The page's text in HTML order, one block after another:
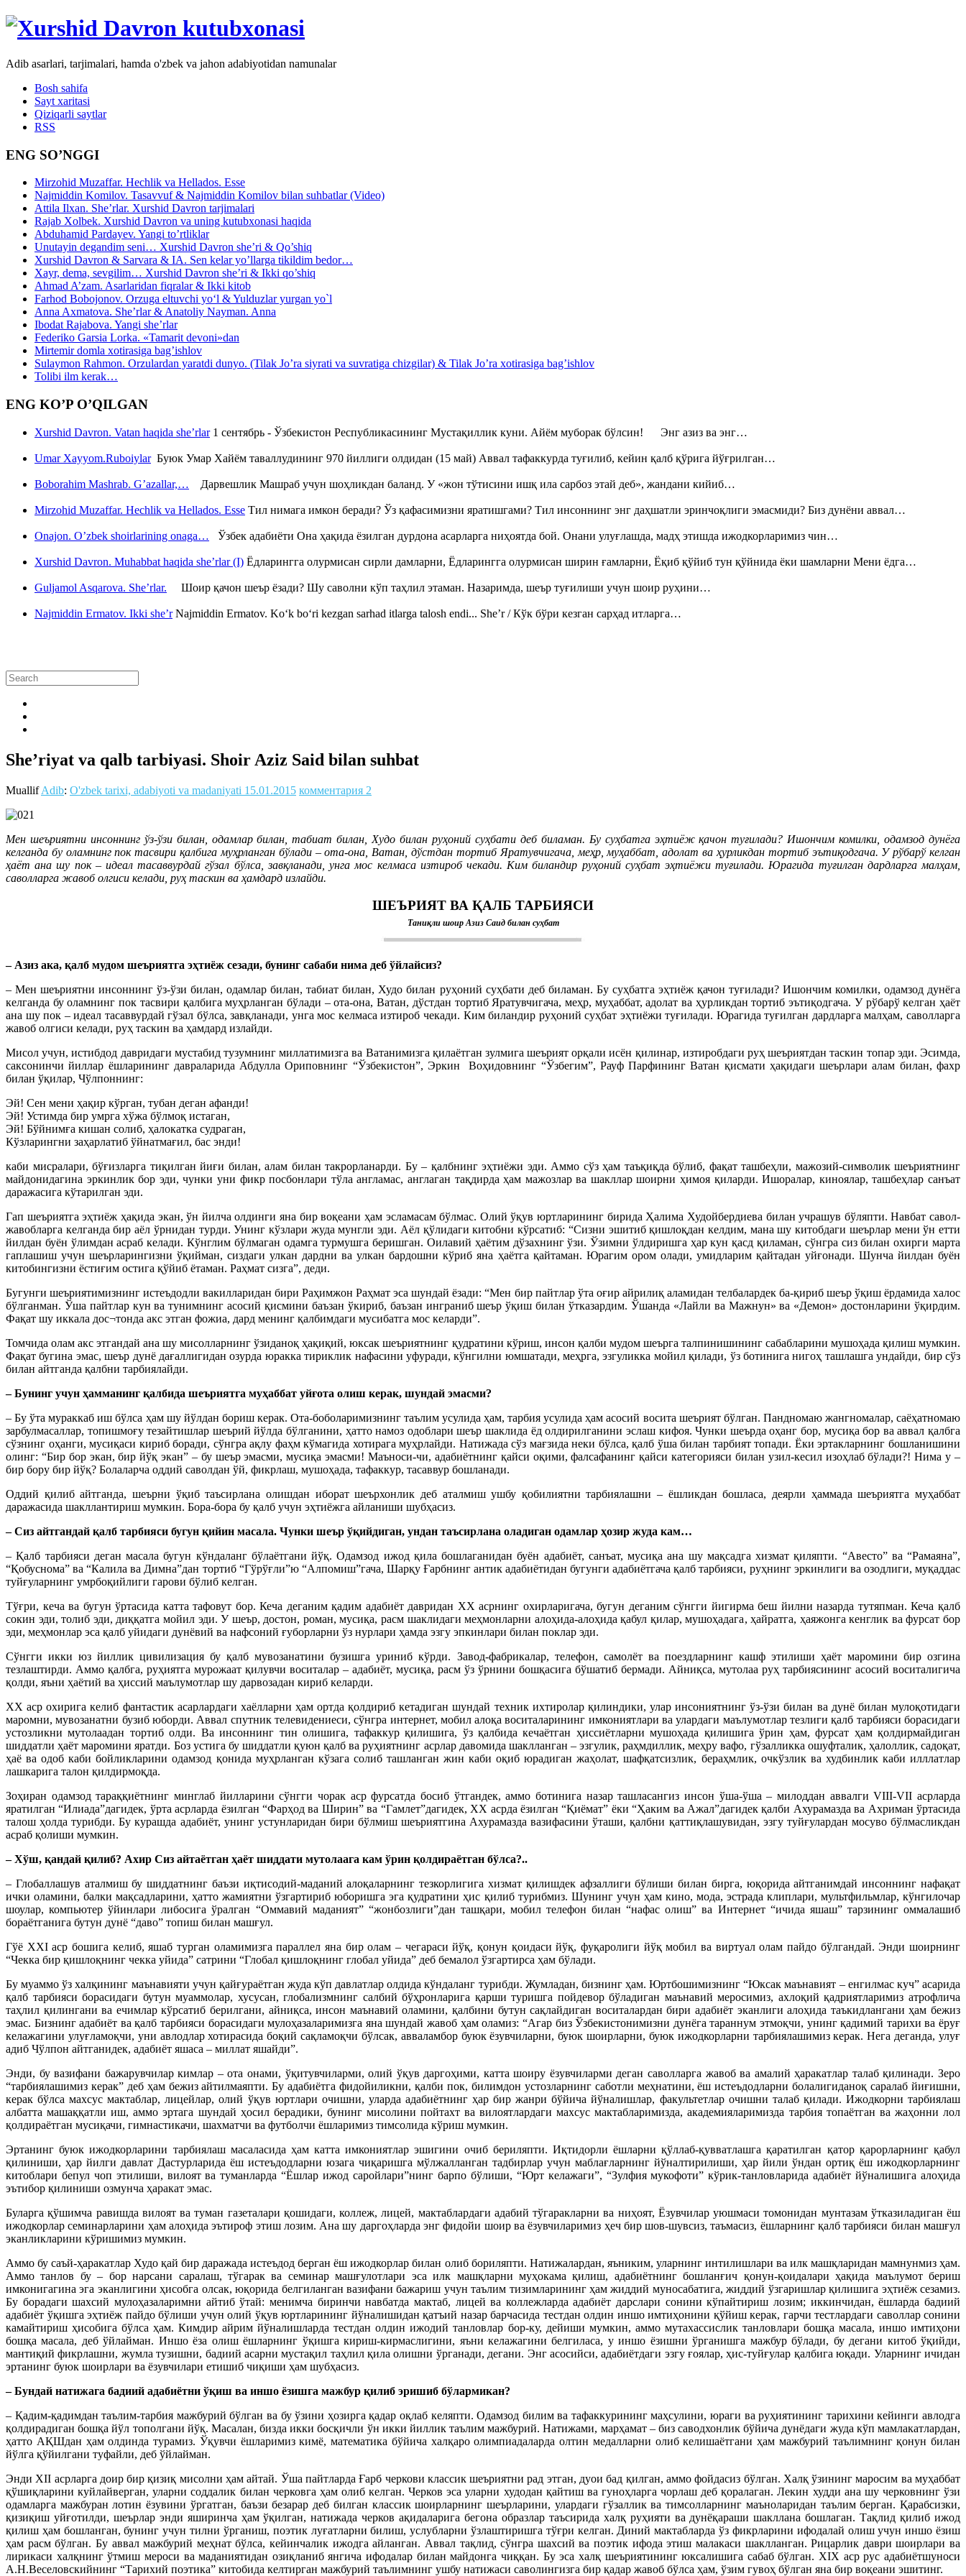
Adib asarlari, tarjimalari, hamda o'zbek va jahon adabiyotidan namunalar
Bosh sahifa
Sayt xaritasi
Qiziqarli saytlar
RSS
ENG SO’NGGI
Mirzohid Muzaffar. Hechlik va Hellados. Esse
Najmiddin Komilov. Tasavvuf & Najmiddin Komilov bilan suhbatlar (Video)
Attila Ilxan. She’rlar. Xurshid Davron tarjimalari
Rajab Xolbek. Xurshid Davron va uning kutubxonasi haqida
Abduhamid Pardayev. Yangi to’rtliklar
Unutayin degandim seni… Xurshid Davron she’ri & Qo’shiq
Xurshid Davron & Sarvara & IA. Sen kelar yo’llarga tikildim bedor…
Xayr, dema, sevgilim… Xurshid Davron she’ri & Ikki qo’shiq
Ahmad A’zam. Asarlaridan fiqralar & Ikki kitob
Farhod Bobojonov. Orzuga eltuvchi yo‘l & Yulduzlar yurgan yo`l
Anna Axmatova. She’rlar & Anatoliy Nayman. Anna
Ibodat Rajabova. Yangi she’rlar
Federiko Garsia Lorka. «Tamarit devoni»dan
Mirtemir domla xotirasiga bag’ishlov
Sulaymon Rahmon. Orzulardan yaratdi dunyo. (Tilak Jo’ra siyrati va suvratiga chizgilar) & Tilak Jo’ra xotirasiga bag’ishlov
Tolibi ilm kerak…
ENG KO’P O’QILGAN
Xurshid Davron. Vatan haqida she’rlar1 сентябрь - Ўзбекистон Республикасининг Мустақиллик куни. Айём муборак бўлсин! Энг азиз ва энг…
Umar Xayyom.RuboiylarБуюк Умар Хайём таваллудининг 970 йиллиги олдидан (15 май) Аввал тафаккурда туғилиб, кейин қалб қўрига йўғрилган…
Boborahim Mashrab. G’azallar,… Дарвешлик Машраб учун шоҳликдан баланд. У «жон тўтисини ишқ ила сарбоз этай деб», жандани кийиб…
Mirzohid Muzaffar. Hechlik va Hellados. Esse Тил нимага имкон беради? Ўз қафасимизни яратишгами? Тил инсоннинг энг даҳшатли эринчоқлиги эмасмиди? Биз дунёни аввал…
Onajon. O’zbek shoirlarining onaga… Ўзбек адабиёти Она ҳақида ёзилган дурдона асарларга ниҳоятда бой. Онани улуғлашда, мадҳ этишда ижодкорларимиз чин…
Xurshid Davron. Muhabbat haqida she’rlar (I) Ёдларингга олурмисан сирли дамларни, Ёдларингга олурмисан ширин ғамларни, Ёқиб қўйиб тун қўйнида ёки шамларни Мени ёдга…
Guljamol Asqarova. She’rlar. Шоир қачон шеър ёзади? Шу саволни кўп таҳлил этаман. Назаримда, шеър туғилиши учун шоир руҳини…
Najmiddin Ermatov. Ikki she’rNajmiddin Ermatov. Ko‘k bo‘ri kezgan sarhad itlarga talosh endi... She’r / Кўк бўри кезган сарҳад итларга…
She’riyat va qalb tarbiyasi. Shoir Aziz Said bilan suhbat
MuallifAdib: O'zbek tarixi, adabiyoti va madaniyati 15.01.2015 комментария 2
Мен шеъриятни инсоннинг ўз-ўзи билан, одамлар билан, табиат билан, Худо билан руҳоний суҳбати деб биламан. Бу суҳбатга эҳтиёж қачон туғилади? Ишончим комилки, одамзод дунёга
келганда бу оламнинг пок тасвири қалбига муҳрланган бўлади – ота-она, Ватан, дўстдан тортиб Яратувчигача, меҳр, муҳаббат, адолат ва ҳурликдан тортиб эътиқодгача. У рўбарў келган
ҳаёт ана шу пок – идеал тасаввурдай гўзал бўлса, завқланади, унга мос келмаса изтироб чекади. Ким биландир руҳоний суҳбат эҳтиёжи туғилади. Юрагида туғилган дардларга малҳам,
саволларга жавоб олгиси келади, руҳ таскин ва ҳамдард излайди.
ШЕЪРИЯТ ВА ҚАЛБ ТАРБИЯСИ
Таниқли шоир Азиз Саид билан суҳбат
– Азиз ака, қалб мудом шеъриятга эҳтиёж сезади, бунинг сабаби нима деб ўйлайсиз?
– Мен шеъриятни инсоннинг ўз-ўзи билан, одамлар билан, табиат билан, Худо билан руҳоний суҳбати деб биламан. Бу суҳбатга эҳтиёж қачон туғилади? Ишончим комилки, одамзод дунёга
келганда бу оламнинг пок тасвири қалбига муҳрланган бўлади – ота-она, Ватан, дўстдан тортиб Яратувчигача, меҳр, муҳаббат, адолат ва ҳурликдан тортиб эътиқодгача. У рўбарў келган ҳаёт
ана шу пок – идеал тасаввурдай гўзал бўлса, завқланади, унга мос келмаса изтироб чекади. Ким биландир руҳоний суҳбат эҳтиёжи туғилади. Юрагида туғилган дардларга малҳам, саволларга
жавоб олгиси келади, руҳ таскин ва ҳамдард излайди.
Мисол учун, истибдод давридаги мустабид тузумнинг миллатимизга ва Ватанимизга қилаётган зулмига шеърият орқали исён қилинар, изтиробдаги руҳ шеъриятдан таскин топар эди. Эсимда,
саксонинчи йиллар ёшларининг давраларида Абдулла Ориповнинг “Ўзбекистон”, Эркин Воҳидовнинг “Ўзбегим”, Рауф Парфининг Ватан қисмати ҳақидаги шеърлари алам билан, фахр
билан ўқилар, Чўлпоннинг:
Эй! Сен мени ҳақир кўрган, тубан деган афанди!
Эй! Устимда бир умрга хўжа бўлмоқ истаган,
Эй! Бўйнимға кишан солиб, ҳалокатка судраган,
Кўзларингни заҳарлатиб ўйнатмағил, бас энди!
каби мисралари, бўғизларга тиқилган йиғи билан, алам билан такрорланарди. Бу – қалбнинг эҳтиёжи эди. Аммо сўз ҳам таъқиқда бўлиб, фақат ташбеҳли, мажозий-символик шеъриятнинг
майдонидагина эркинлик бор эди, чунки уни фикр посбонлари тўла англамас, англаган тақдирда ҳам мажозлар ва шакллар шоирни ҳимоя қиларди. Ишоралар, киноялар, ташбеҳлар санъат
даражасига кўтарилган эди.
Гап шеъриятга эҳтиёж ҳақида экан, ўн йилча олдинги яна бир воқеани ҳам эсламасам бўлмас. Олий ўқув юртларининг бирида Ҳалима Худойбердиева билан учрашув бўляпти. Навбат савол-
жавобларга келганда бир аёл ўрнидан турди. Унинг кўзлари жуда мунгли эди. Аёл қўлидаги китобни кўрсатиб: “Сизни эшитиб қишлоқдан келдим, мана шу китобдаги шеърлар мени ўн етти
йилдан буён ўлимдан асраб келади. Кўнглим бўлмаган одамга турмушга беришган. Оилавий ҳаётим дўзахнинг ўзи. Ўзимни ўлдиришга ҳар кун қасд қиламан, сўнгра сиз билан охирги марта
гаплашиш учун шеърларингизни ўқийман, сиздаги улкан дардни ва улкан бардошни кўриб яна ҳаётга қайтаман. Юрагим ором олади, умидларим қайтадан уйғонади. Шунча йилдан буён
китобингизни ёстиғим остига қўйиб ётаман. Раҳмат сизга”, деди.
Бугунги шеъриятимизнинг истеъдодли вакилларидан бири Раҳимжон Раҳмат эса шундай ёзади: “Мен бир пайтлар ўта оғир айрилиқ аламидан телбалардек ба-қириб шеър ўқиш ёрдамида халос
бўлганман. Ўша пайтлар кун ва тунимнинг асосий қисмини баъзан ўкириб, баъзан инграниб шеър ўқиш билан ўтказардим. Ўшанда «Лайли ва Мажнун» ва «Демон» достонларини ўқирдим.
Фақат шу иккала дос¬тонда акс этган фожиа, дард менинг қалбимдаги мусибатга мос келарди”.
Томчида олам акс этгандай ана шу мисолларнинг ўзиданоқ ҳақиқий, юксак шеъриятнинг қудратини кўриш, инсон қалби мудом шеърга талпинишининг сабабларини мушоҳада қилиш мумкин.
Фақат бугина эмас, шеър дунё дағаллигидан озурда юракка тириклик нафасини уфуради, кўнгилни юмшатади, меҳрга, эзгуликка мойил қилади, ўз ботинига нигоҳ ташлашга ундайди, бир сўз
билан айтганда қалбни тарбиялайди.
– Бунинг учун ҳамманинг қалбида шеъриятга муҳаббат уйғота олиш керак, шундай эмасми?
– Бу ўта мураккаб иш бўлса ҳам шу йўлдан бориш керак. Ота-боболаримизнинг таълим усулида ҳам, тарбия усулида ҳам асосий восита шеърият бўлган. Пандномаю жангномалар, саёҳатномаю
зарбулмасаллар, топишмоғу тезайтишлар шеърий йўлда бўлганини, ҳатто намоз одоблари шеър шаклида ёд олдирилганини эслаш кифоя. Чунки шеърда оҳанг бор, мусиқа бор ва аввал қалбга
сўзнинг оҳанги, мусиқаси кириб боради, сўнгра ақлу фаҳм кўмагида хотирага муҳрлайди. Натижада сўз мағзида неки бўлса, қалб ўша билан тарбият топади. Ёки эртакларнинг бошланишини
олинг: “Бир бор экан, бир йўқ экан” – бу шеър эмасми, мусиқа эмасми! Маъноси-чи, адабиётнинг қайси оқими, фалсафанинг қайси категорияси билан узил-кесил изоҳлаб бўлади?! Нима у –
бир бору бир йўқ? Болаларча оддий саволдан ўй, фикрлаш, мушоҳада, тафаккур, тасаввур бошланади.
Оддий қилиб айтганда, шеърни ўқиб таъсирлана олишдан иборат шеърхонлик деб аталмиш ушбу қобилиятни тарбиялашни – ёшликдан бошласа, деярли ҳаммада шеъриятга муҳаббат
даражасида шакллантириш мумкин. Бора-бора бу қалб учун эҳтиёжга айланиши шубҳасиз.
– Сиз айтгандай қалб тарбияси бугун қийин масала. Чунки шеър ўқийдиган, ундан таъсирлана оладиган одамлар ҳозир жуда кам…
– Қалб тарбияси деган масала бугун кўндаланг бўлаётгани йўқ. Одамзод ижод қила бошлаганидан буён адабиёт, санъат, мусиқа ана шу мақсадга хизмат қиляпти. “Авесто” ва “Рамаяна”,
“Қобуснома” ва “Калила ва Димна”дан тортиб “Гўрўғли”ю “Алпомиш”гача, Шарқу Ғарбнинг антик адабиётидан бугунги адабиётгача қалб тарбияси, руҳнинг эркинлиги ва озодлиги, муқаддас
туйғуларнинг умрбоқийлиги гарови бўлиб келган.
Тўғри, кеча ва бугун ўртасида катта тафовут бор. Кеча деганим қадим адабиёт давридан ХХ асрнинг охирларигача, бугун деганим сўнгги йигирма беш йилни назарда тутяпман. Кеча қалб
сокин эди, толиб эди, диққатга мойил эди. У шеър, достон, роман, мусиқа, расм шаклидаги меҳмонларни алоҳида-алоҳида қабул қилар, мушоҳадага, ҳайратга, ҳаяжонга кенглик ва фурсат бор
эди, меҳмонлар эса қалб уйидаги дунёвий ва нафсоний ғуборларни ўз нурлари ҳамда эзгу эпкинлари билан поклар эди.
Сўнгги икки юз йиллик цивилизация бу қалб мувозанатини бузишга уриниб кўрди. Завод-фабрикалар, телефон, самолёт ва поездларнинг кашф этилиши ҳаёт маромини бир озгина
тезлаштирди. Аммо қалбга, руҳиятга мурожаат қилувчи воситалар – адабиёт, мусиқа, расм ўз ўрнини бошқасига бўшатиб бермади. Айниқса, мутолаа руҳ тарбиясининг асосий воситалигича
қолди, яъни ҳаётий ва ҳиссий маълумотлар шу дарвозадан кириб келарди.
ХХ аср охирига келиб фантастик асарлардаги хаёлларни ҳам ортда қолдириб кетадиган шундай техник ихтиролар қилиндики, улар инсониятнинг ўз-ўзи билан ва дунё билан мулоқотидаги
маромни, мувозанатни бузиб юборди. Аввал спутник телевидениеси, сўнгра интернет, мобил алоқа воситаларининг имкониятлари ва улардаги маълумотлар тезлиги қалб тарбияси борасидаги
устозликни мутолаадан тортиб олди. Ва инсоннинг тин олишига, тафаккур қилишига, ўз қалбида кечаётган ҳиссиётларни мушоҳада қилишига ўрин ҳам, фурсат ҳам қолдирмайдиган
шиддатли ҳаёт маромини яратди. Боз устига бу шиддатли қуюн қалб ва руҳиятнинг асрлар давомида шаклланган – эзгулик, раҳмдиллик, меҳру вафо, гўзалликка ошуфталик, ҳалоллик, садоқат,
ҳаё ва одоб каби бойликларини одамзод қонида муҳрланган кўзага солиб ташланган жин каби оқиб юрадиган жаҳолат, шафқатсизлик, бераҳмлик, очкўзлик ва худбинлик каби илллатлар
лашкарига талон қилдирмоқда.
Зоҳиран одамзод тараққиётнинг минглаб йилларини сўнгги чорак аср фурсатда босиб ўтгандек, аммо ботинига назар ташласангиз инсон ўша-ўша – милоддан аввалги VIII-VII асрларда
яратилган “Илиада”дагидек, ўрта асрларда ёзилган “Фарҳод ва Ширин” ва “Гамлет”дагидек, ХХ асрда ёзилган “Қиёмат” ёки “Ҳаким ва Ажал”дагидек қалби Ахурамазда ва Ахриман ўртасида
талош ҳолда турибди. Бу курашда адабиёт, унинг устунларидан бири бўлмиш шеъриятгина Ахурамазда вазифасини ўташи, қалбни қаттиқлашувидан, эзгу туйғулардан мосуво бўлмасликдан
асраб қолиши мумкин.
– Хўш, қандай қилиб? Ахир Сиз айтаётган ҳаёт шиддати мутолаага кам ўрин қолдираётган бўлса?..
– Глобаллашув аталмиш бу шиддатнинг баъзи иқтисодий-маданий алоқаларнинг тезкорлигига хизмат қилишдек афзаллиги бўлиши билан бирга, юқорида айтганимдай инсоннинг нафақат
ички оламини, балки мақсадларини, ҳатто жамиятни ўзгартириб юборишга эга қудратини ҳис қилиб турибмиз. Шунинг учун ҳам кино, мода, эстрада клиплари, мультфильмлар, кўнгилочар
шоулар, компьютер ўйинлари либосига ўралган “Оммавий маданият” “жонбозлиги”дан ташқари, мобил телефон билан “нафас олиш” ва Интернет “ичида яшаш” тарзининг оммалашиб
бораётганига бутун дунё “даво” топиш билан машғул.
Гўё ХХI аср бошига келиб, яшаб турган оламимизга параллел яна бир олам – чегараси йўқ, қонун қоидаси йўқ, фуқаролиги йўқ мобил ва виртуал олам пайдо бўлгандай. Энди шоирнинг
“Чекка бир қишлоқнинг чекка уйида” сатрини “Глобал қишлоқнинг глобал уйида” деб бемалол ўзгартирса ҳам бўлади.
Бу муаммо ўз халқининг маънавияти учун қайғураётган жуда кўп давлатлар олдида кўндаланг турибди. Жумладан, бизнинг ҳам. Юртбошимизнинг “Юксак маънавият – енгилмас куч” асарида
қалб тарбияси борасидаги бутун муаммолар, хусусан, глобализмнинг салбий бўҳронларига қарши туришга пойдевор бўладиган маънавий меросимиз, ахлоқий қадриятларимиз атрофлича
таҳлил қилингани ва ечимлар кўрсатиб берилгани, айниқса, инсон маънавий оламини, қалбини бутун сақлайдиган воситалардан бири адабиёт эканлиги алоҳида таъкидлангани ҳам бежиз
эмас. Бизнинг адабиёт ва қалб тарбияси борасидаги мулоҳазаларимизга яна шундай жавоб ҳам оламиз: “Агар биз Ўзбекистонимизни дунёга тараннум этмоқчи, унинг қадимий тарихи ва ёруғ
келажагини улуғламоқчи, уни авлодлар хотирасида боқий сақламоқчи бўлсак, авваламбор буюк ёзувчиларни, буюк шоирларни, буюк ижодкорларни тарбиялашимиз керак. Нега деганда, улуғ
адиб Чўлпон айтганидек, адабиёт яшаса – миллат яшайди”.
Энди, бу вазифани бажарувчилар кимлар – ота онами, ўқитувчиларми, олий ўқув даргоҳими, катта шоиру ёзувчиларми деган саволларга жавоб ва амалий ҳаракатлар талаб қилинади. Зеро
“тарбиялашимиз керак” деб ҳам бежиз айтилмаяпти. Бу адабиётга фидойиликни, қалби пок, билимдон устозларнинг саботли меҳнатини, ёш истеъдодларни болалигиданоқ саралаб йиғишни,
керак бўлса махсус мактаблар, лицейлар, олий ўқув юртлари очишни, уларда адабиётнинг ҳар бир жанри бўйича йўналишлар, факультетлар очишни талаб қилади. Ижодкорни тарбиялаш
албатта машаққатли иш, аммо эртага шундай ҳосил берадики, бунинг мисолини пойтахт ва вилоятлардаги махсус мактабларимизда, академияларимизда тарбия топаётган ва жаҳонни лол
қолдираётган мусиқачи, гимнастикачи, шахматчи ва футболчи ёшларимиз тимсолида кўриш мумкин.
Эртанинг буюк ижодкорларини тарбиялаш масаласида ҳам катта имкониятлар эшигини очиб бериляпти. Иқтидорли ёшларни қўллаб-қувватлашга қаратилган қатор қарорларнинг қабул
қилиниши, ҳар йилги давлат Дастурларида ёш истеъдодларни юзага чиқаришга мўлжалланган тадбирлар учун маблағларнинг йўналтирилиши, ҳар йили ўндан ортиқ ёш ижодкорларнинг
китоблари бепул чоп этилиши, вилоят ва туманларда “Ёшлар ижод саройлари”нинг барпо бўлиши, “Юрт келажаги”, “Зулфия мукофоти” кўрик-танловларида адабиёт йўналишига алоҳида
эътибор қилиниши озмунча ҳаракат эмас.
Буларга қўшимча равишда вилоят ва туман газеталари қошидаги, коллеж, лицей, мактаблардаги адабий тўгаракларни ва ниҳоят, Ёзувчилар уюшмаси томонидан мунтазам ўтказиладиган ёш
ижодкорлар семинарларини ҳам алоҳида эътироф этиш лозим. Ана шу даргоҳларда энг фидойи шоир ва ёзувчиларимиз ҳеч бир шов-шувсиз, таъмасиз, ёшларнинг қалб тарбияси билан машғул
эканликларини кўришимиз мумкин.
Аммо бу саъй-ҳаракатлар Худо қай бир даражада истеъдод берган ёш ижодкорлар билан олиб бориляпти. Натижалардан, яъниким, уларнинг интилишлари ва илк машқларидан мамнунмиз ҳам.
Аммо танлов бу – бор нарсани саралаш, тўгарак ва семинар машғулотлари эса илк машқларни муҳокама қилиш, адабиётнинг бошланғич қонун-қоидалари ҳақида маълумот бериш
имконигагина эга эканлигини ҳисобга олсак, юқорида белгиланган вазифани бажариш учун таълим тизимларининг ҳам жиддий муносабатига, жиддий ўзгаришлар қилишига эҳтиёж сезамиз.
Бу борадаги шахсий мулоҳазаларимни айтиб ўтай: менимча биринчи навбатда мактаб, лицей ва коллежларда адабиёт дарслари сонини кўпайтириш лозим; иккинчидан, ёшларда бадиий
адабиёт ўқишга эҳтиёж пайдо бўлиши учун олий ўқув юртларининг йўналишидан қатъий назар барчасида тестдан олдин иншо имтиҳонини қўйиш керак, гарчи тестлардаги саволлар сонини
камайтириш ҳисобига бўлса ҳам. Кимдир айрим йўналишларда тестдан олдин ижодий танловлар бор-ку, дейиши мумкин, аммо мутахассислик танловлари бошқа масала, иншо имтиҳони
бошқа масала, деб ўйлайман. Иншо ёза олиш ёшларнинг ўқишга кириш-кирмаслигини, яъни келажагини белгиласа, у иншо ёзишни ўрганишга мажбур бўлади, бу дегани китоб ўқийди,
мантиқий фикрлашни, жумла тузишни, бадиий асарни мустақил таҳлил қила олишни ўрганади, дегани. Энг асосийси, адабиётдаги эзгу ғоялар, ҳис-туйғулар қалбига юқади. Уларнинг ичидан
эртанинг буюк шоирлари ва ёзувчилари етишиб чиқиши ҳам шубҳасиз.
– Бундай натижага бадиий адабиётни ўқиш ва иншо ёзишга мажбур қилиб эришиб бўлармикан?
– Қадим-қадимдан таълим-тарбия мажбурий бўлган ва бу ўзини ҳозирга қадар оқлаб келяпти. Одамзод билим ва тафаккурининг маҳсулини, юраги ва руҳиятининг тарихини кейинги авлодга
қолдирадиган бошқа йўл тополгани йўқ. Масалан, бизда икки босқичли ўн икки йиллик таълим мажбурий. Натижами, марҳамат – биз саводхонлик бўйича дунёдаги жуда кўп мамлакатлардан,
ҳатто АҚШдан ҳам олдинда турамиз. Ўқувчи ёшларимиз кимё, математика бўйича халқаро олимпиадаларда олтин медалларни олиб келишаётгани ҳам мажбурий таълимнинг қонун билан
йўлга қўйилгани туфайли, деб ўйлайман.
Энди XII асрларга доир бир қизиқ мисолни ҳам айтай. Ўша пайтларда Ғарб черкови классик шеъриятни рад этган, дуои бад қилган, аммо фойдасиз бўлган. Халқ ўзининг маросим ва муҳаббат
қўшиқларини куйлайверган, уларни соддалик билан черковга ҳам олиб келган. Черков эса уларни худодан қайтиш ва гуноҳларга чорлаш деб қоралаган. Лекин худди ана шу черковнинг ўзи
одамларга мажбуран лотин ёзувини ўргатган, баъзи безарар деб билган классик шоирларнинг шеърларини, улардаги гўзаллик ва тимсолларнинг маъноларидан таълим берган. Қарабсизки,
қизиқиш уйғотилди, шеърлар энди яширинча ҳам ўқилган, натижада черков ақидаларига бегона образлар таъсирида халқ руҳияти ва дунёқараши шакллана бошлаган. Тақлид қилиб ижод
қилиш ҳам бошланган, бунинг учун тилни ўрганиш, поэтик луғатларни билиш, услубларни ўзлаштиришга тўғри келган. Диний мактабларда ўз фикрларини ифодалай олиш учун иншо ёзиш
ҳам расм бўлган. Бу аввал мажбурий меҳнат бўлса, кейинчалик ижодга айланган. Аввал тақлид, сўнгра шахсий ва поэтик ифода этиш малакаси шаклланган. Рицарлик даври шоирлари ва
лирикаси халқнинг ўтмиш мероси ва маданиятидан озиқланиб янгича ифодалар билан майдонга чиққан. Бу эса халқ шеъриятининг юксалишига сабаб бўлган. XIX аср рус адабиётшуноси
А.Н.Веселовскийнинг “Тарихий поэтика” китобида келтирган мажбурий таълимнинг ушбу натижаси саволингизга бир қадар жавоб бўлса ҳам, ўзим гувоҳ бўлган яна бир воқеани эшитинг.